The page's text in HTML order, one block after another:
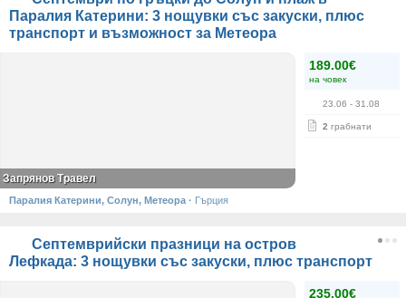
Паралия Катерини: 3 нощувки със закуски, плюс
транспорт и възможност за Метеора
189.00€
на човек
23.06 - 31.08
2 грабнати
Запрянов Травел
Паралия Катерини, Солун, Метеора · Гърция
Септемврийски празници на остров
Лефкада: 3 нощувки със закуски, плюс транспорт
235.00€